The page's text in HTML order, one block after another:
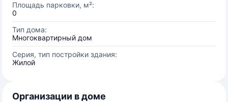
Площадь парковки, м²:
0
Тип дома:
Многоквартирный дом
Серия, тип постройки здания:
Жилой
Организации в доме